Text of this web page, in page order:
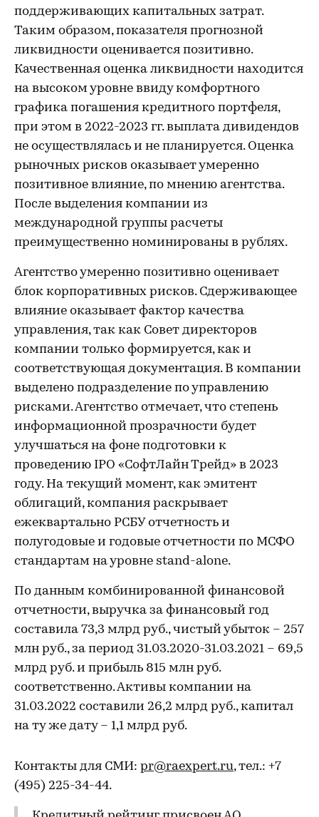
поддерживающих капитальных затрат.
Таким образом, показателя прогнозной
ликвидности оценивается позитивно.
Качественная оценка ликвидности находится
на высоком уровне ввиду комфортного
графика погашения кредитного портфеля,
при этом в 2022-2023 гг. выплата дивидендов
не осуществлялась и не планируется. Оценка
рыночных рисков оказывает умеренно
позитивное влияние, по мнению агентства.
После выделения компании из
международной группы расчеты
преимущественно номинированы в рублях.
Агентство умеренно позитивно оценивает
блок корпоративных рисков. Сдерживающее
влияние оказывает фактор качества
управления, так как Совет директоров
компании только формируется, как и
соответствующая документация. В компании
выделено подразделение по управлению
рисками. Агентство отмечает, что степень
информационной прозрачности будет
улучшаться на фоне подготовки к
проведению IPO «СофтЛайн Трейд» в 2023
году. На текущий момент, как эмитент
облигаций, компания раскрывает
ежеквартально РСБУ отчетность и
полугодовые и годовые отчетности по МСФО
стандартам на уровне stand-alone.
По данным комбинированной финансовой
отчетности, выручка за финансовый год
составила 73,3 млрд руб., чистый убыток – 257
млн руб., за период 31.03.2020-31.03.2021 – 69,5
млрд руб. и прибыль 815 млн руб.
соответственно. Активы компании на
31.03.2022 составили 26,2 млрд руб., капитал
на ту же дату – 1,1 млрд руб.
Контакты для СМИ: pr@raexpert.ru, тел.: +7
(495) 225-34-44.